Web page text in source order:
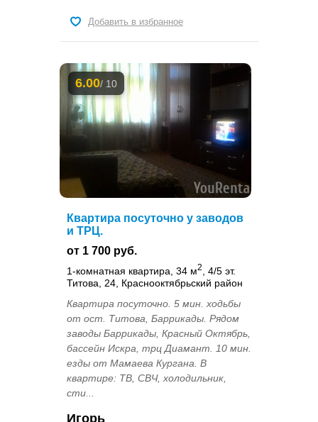
Добавить в избранное
6.00/ 10
Квартира посуточно у заводов
и ТРЦ.
от 1 700 руб.
1-комнатная квартира, 34 м2
, 4/5 эт.
Титова, 24, Краснооктябрьский район
Квартира посуточно. 5 мин. ходьбы
от ост. Титова, Баррикады. Рядом
заводы Баррикады, Красный Октябрь,
бассейн Искра, трц Диамант. 10 мин.
езды от Мамаева Кургана. В
квартире: ТВ, СВЧ, холодильник,
сти...
Игорь